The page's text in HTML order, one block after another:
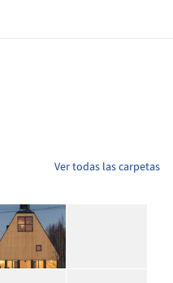
Ver todas las carpetas